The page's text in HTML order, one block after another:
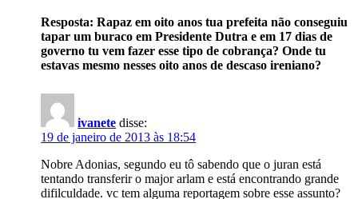
Resposta: Rapaz em oito anos tua prefeita não conseguiu
tapar um buraco em Presidente Dutra e em 17 dias de
governo tu vem fazer esse tipo de cobrança? Onde tu
estavas mesmo nesses oito anos de descaso ireniano?
ivanete disse:
19 de janeiro de 2013 às 18:54
Nobre Adonias, segundo eu tô sabendo que o juran está
tentando transferir o major arlam e está encontrando grande
difilculdade. vc tem alguma reportagem sobre esse assunto?